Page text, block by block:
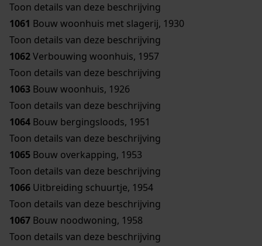
Toon details van deze beschrijving
1061 Bouw woonhuis met slagerij, 1930
Toon details van deze beschrijving
1062Verbouwing woonhuis, 1957
Toon details van deze beschrijving
1063 Bouw woonhuis, 1926
Toon details van deze beschrijving
1064 Bouw bergingsloods, 1951
Toon details van deze beschrijving
1065 Bouw overkapping, 1953
Toon details van deze beschrijving
1066 Uitbreiding schuurtje, 1954
Toon details van deze beschrijving
1067 Bouw noodwoning, 1958
Toon details van deze beschrijving